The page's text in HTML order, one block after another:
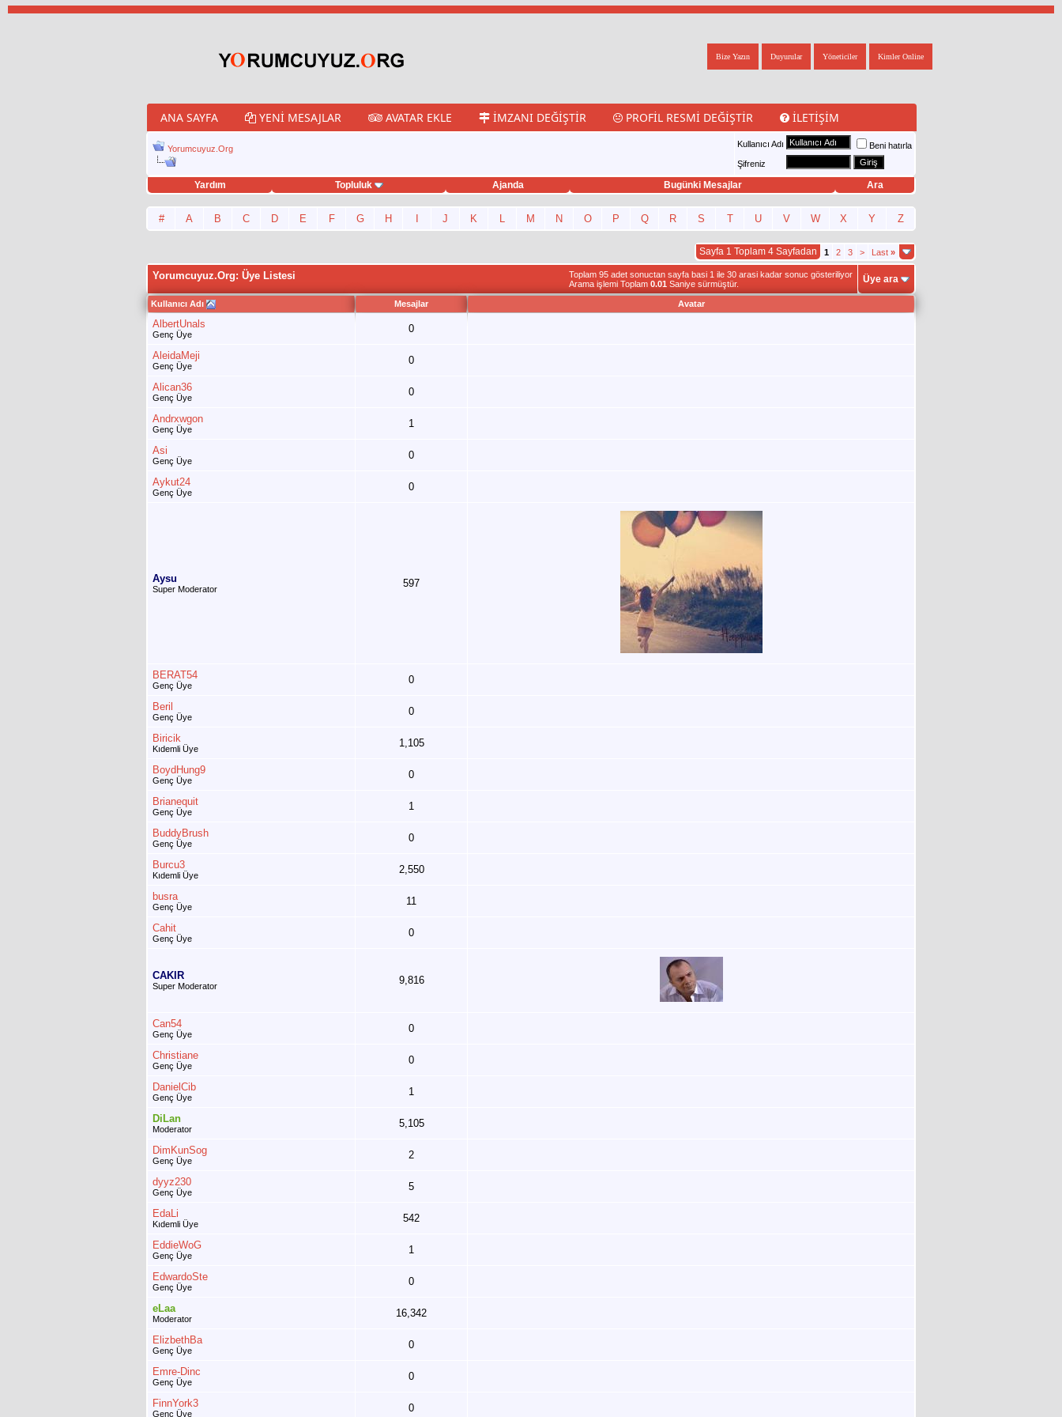
Kimler Online
Yöneticiler
Duyurular
Bize Yazın
ANA SAYFA YENI MESAJLAR AVATAR EKLE İMZANI DEĞIŞTIR PROFIL RESMI DEĞIŞTIR İLETIŞIM
Yorumcuyuz.Org Kullanıcı Adı
Beni hatırla
Şifreniz
Yardım Topluluk Ajanda Bugünki Mesajlar Ara
twitter retweet hilesi
# A B C D E F G H J K L M N O P Q R S T U V W X Y Z
Sayfa 1 Toplam 4 Sayfadan 1 2 3 > Last »
Toplam 95 adet sonuctan sayfa basi 1 ile 30 arasi kadar sonuc gösteriliyor
Arama işlemi Toplam 0.01 Saniye sürmüştür.
Yorumcuyuz.Org: Üye Listesi Üye ara
Kullanıcı Adı Mesajlar Avatar
AlbertUnals
Genç Üye 0
AleidaMeji
Genç Üye 0
Alican36
Genç Üye 0
Andrxwgon
Genç Üye 1
Asi
Genç Üye 0
Aykut24
Genç Üye 0
Aysu
Super Moderator 597
BERAT54
Genç Üye 0
Beril
Genç Üye 0
Biricik
Kıdemli Üye 1,105
BoydHung9
Genç Üye 0
Brianequit
Genç Üye 1
BuddyBrush
Genç Üye 0
Burcu3
Kıdemli Üye 2,550
busra
Genç Üye 11
Cahit
Genç Üye 0
CAKIR
Super Moderator 9,816
Can54
Genç Üye 0
Christiane
Genç Üye 0
DanielCib
Genç Üye 1
DiLan
Moderator 5,105
DimKunSog
Genç Üye 2
dyyz230
Genç Üye 5
EdaLi
Kıdemli Üye 542
EddieWoG
Genç Üye 1
EdwardoSte
Genç Üye 0
eLaa
Moderator 16,342
ElizbethBa
Genç Üye 0
Emre-Dinc
Genç Üye 0
FinnYork3
Genç Üye 0